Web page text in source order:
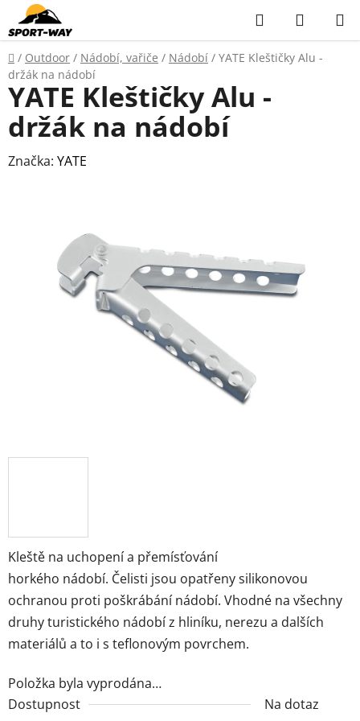
Přejít
na
obsah
Hledat
KOŠÍK
Domů
/ Outdoor / Nádobí, vařiče / Nádobí / YATE Kleštičky Alu -
držák na nádobí
Kleště na uchopení a přemísťování
horkého nádobí. Čelisti jsou opatřeny silikonovou
ochranou proti poškrábání nádobí. Vhodné na všechny
druhy turistického nádobí z hliníku, nerezu a dalších
materiálů a to i s teflonovým povrchem.
Položka byla vyprodána…
Dostupnost
Na dotaz
YATE Kleštičky Alu -
držák na nádobí
Značka: YATE